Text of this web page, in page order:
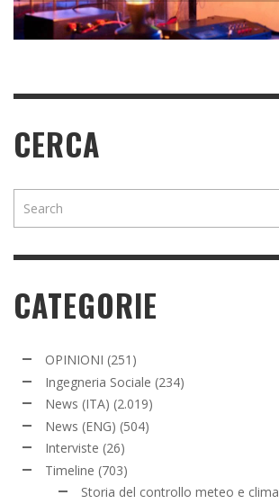
READ MORE
READ MORE
READ MORE
CERCA
CATEGORIE
OPINIONI (251)
Ingegneria Sociale (234)
News (ITA) (2.019)
News (ENG) (504)
Interviste (26)
Timeline (703)
Storia del controllo meteo e clima